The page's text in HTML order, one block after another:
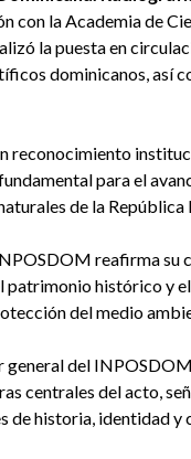
con la Academia de
la puesta en
dominicanos, así
reconocimiento
para el
de la República
reafirma su
patrimonio histórico y
del medio
del
centrales del acto,
historia, identidad y